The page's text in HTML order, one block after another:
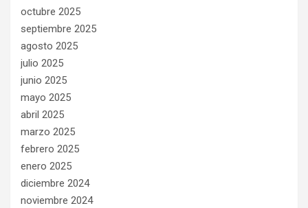
octubre 2025
septiembre 2025
agosto 2025
julio 2025
junio 2025
mayo 2025
abril 2025
marzo 2025
febrero 2025
enero 2025
diciembre 2024
noviembre 2024